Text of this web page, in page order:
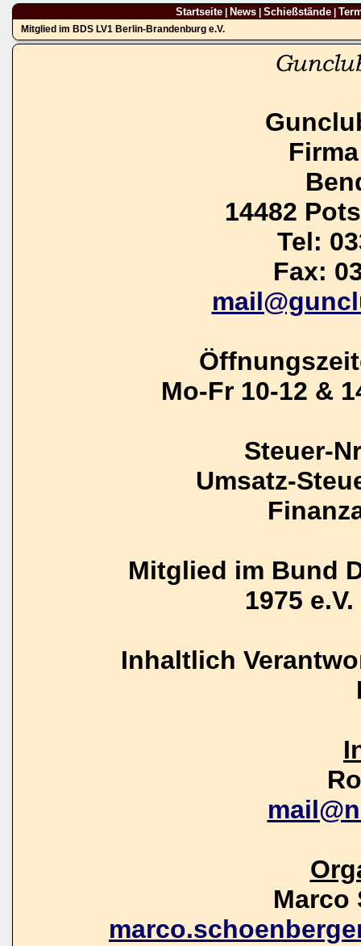
Startseite| News| Schießstände|
Mitglied im BDS LV1 Berlin-Brandenburg e.V.
14482
Tel:
Fax:
Mo-Fr 10-12 &
Steuer-
Umsatz-
Mitglied im Bund
1975
Inhaltlich
Marco